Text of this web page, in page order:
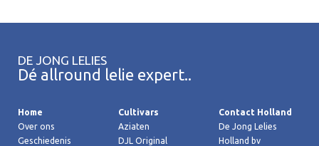
DE JONG LELIES
Dé allround lelie expert..
Home
Over ons
Geschiedenis
Cultivars
Aziaten
DJL Original
Contact Holland
De Jong Lelies
Holland bv